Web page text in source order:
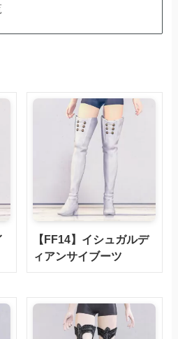
【FF14】イシュガルデ
ィアンサイブーツ